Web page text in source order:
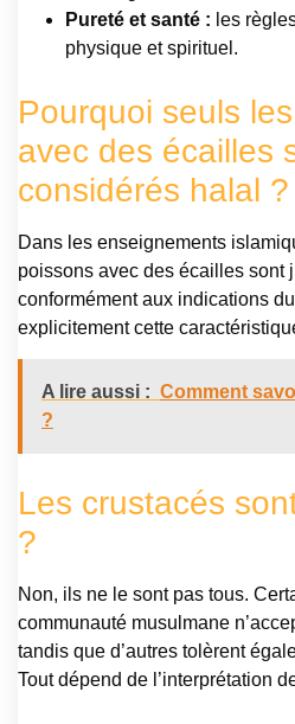
Pureté et santé : les
physique et spirituel.
Pourquoi seuls
avec des écailles
considérés halal ?
Dans les enseignements
poissons avec des écailles sont
conformément aux indications
explicitement cette
A lire aussi : Comment
?
Les crustacés
?
Non, ils ne le sont pas tous.
communauté musulmane
tandis que d’autres tolèrent
Tout dépend de l’interprétation